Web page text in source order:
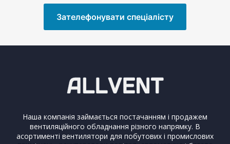
Зателефонувати спеціалісту
Наша компанія займається постачанням і продажем
вентиляційного обладнання різного напрямку. В
асортименті вентилятори для побутових і промислових